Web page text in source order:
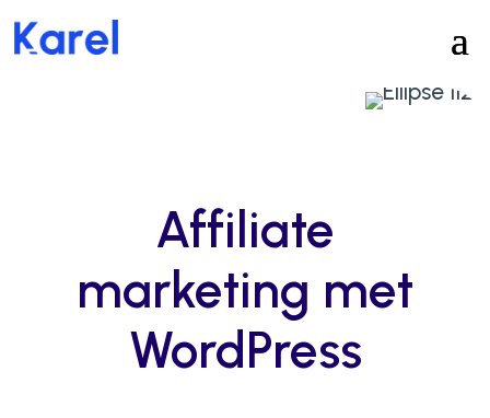
Affiliate
marketing met
WordPress